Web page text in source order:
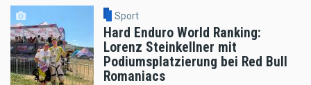
Sport
Hard Enduro World Ranking:
Lorenz Steinkellner mit
Podiumsplatzierung bei Red Bull
Romaniacs